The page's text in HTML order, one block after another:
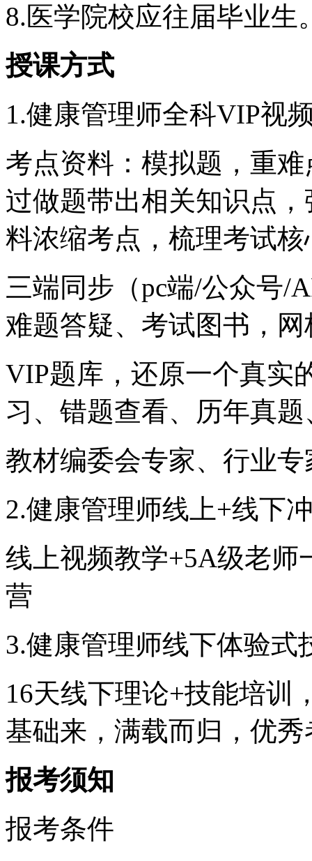
8.医学院校应往届毕业生
授课方式
1.健康管理师全科VIP视
考点资料：模拟题，重
过做题带出相关知识点
料浓缩考点，梳理考试
三端同步（pc端/公众号/
难题答疑、考试图书，
VIP题库，还原一个真实
习、错题查看、历年真
教材编委会专家、行业专
2.健康管理师线上+线下
线上视频教学+5A级老师
营
3.健康管理师线下体验式
16天线下理论+技能培训
基础来，满载而归，优
报考须知
报考条件